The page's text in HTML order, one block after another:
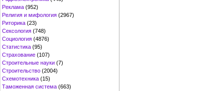
Реклама (952)
Религия и мифология (2967)
Риторика (23)
Сексология (748)
Социология (4876)
Статистика (95)
Страхование (107)
Строительные науки (7)
Строительство (2004)
Схемотехника (15)
Таможенная система (663)